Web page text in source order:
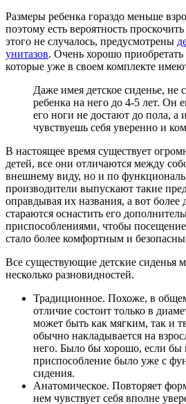
Размеры ребенка гораздо меньше
поэтому есть вероятность
этого не случалось, предусмотрены
унитазов. Очень хорошо
которые уже в своем комплекте
Даже имея детское сиденье, не
ребенка на него до 4-5 лет. Он
его ноги не достают до пола, а
чувствуешь себя уверенно и
В настоящее время существует
детей, все они отличаются между
внешнему виду, но и по
производители выпускают такие
оправдывая их названия, а вот более
стараются оснастить его
приспособлениями, чтобы посещение
стало более комфортным и
Все существующие детские сиденья
несколько разновидностей.
Традиционное. Похоже, в
отличие состоит только в
может быть как мягким, так и
обычно накладывается на
него. Было бы хорошо, если бы
приспособление было уже с
сидения.
Анатомическое. Повторяет
нем чувствует себя вполне